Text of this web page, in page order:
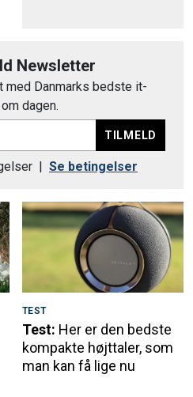
Newsletter
med Danmarks bedste it-
dagen.
TILMELD
Se betingelser
TEST
Test: Her er den bedste
kompakte højttaler, som
man kan få lige nu